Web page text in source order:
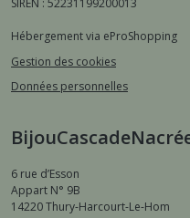
SIREN : 52231199200013
Hébergement via eProShopping
Gestion des cookies
Données personnelles
6 rue d’Esson
Appart N° 9B
14220Thury-Harcourt-Le-Hom